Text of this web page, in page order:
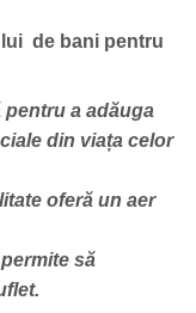
de bani pentru
a adăuga
din viața celor
oferă un aer
să